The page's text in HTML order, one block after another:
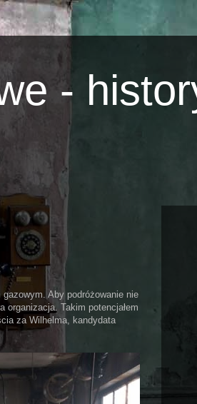
-
Aby podróżowanie nie
organizacja. Takim potencjałem
za Wilhelma, kandydata